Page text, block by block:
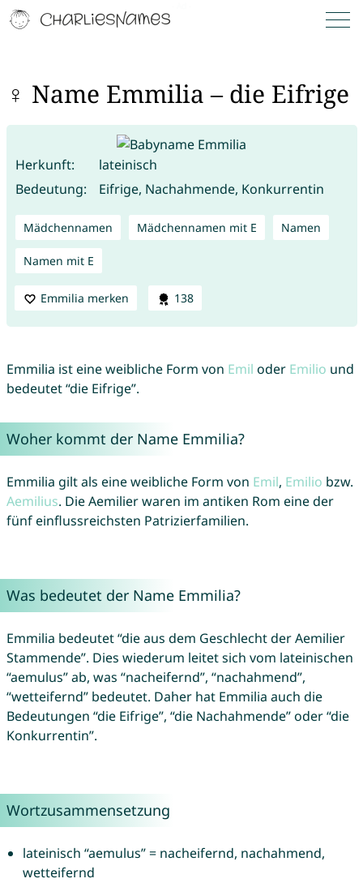
♀ Name Emmilia – die Eifrige
Herkunft:
lateinisch
Bedeutung:
Eifrige, Nachahmende, Konkurrentin
Mädchennamen Mädchennamen mit E Namen
Namen mit E
Emmilia merken 138
Emmilia ist eine weibliche Form von Emil oder Emilio und
bedeutet “die Eifrige”.
Woher kommt der Name Emmilia?
Emmilia gilt als eine weibliche Form von Emil, Emilio bzw.
Aemilius. Die Aemilier waren im antiken Rom eine der
fünf einflussreichsten Patrizierfamilien.
Was bedeutet der Name Emmilia?
Emmilia bedeutet “die aus dem Geschlecht der Aemilier
Stammende”. Dies wiederum leitet sich vom lateinischen
“aemulus” ab, was “nacheifernd”, “nachahmend”,
“wetteifernd” bedeutet. Daher hat Emmilia auch die
Bedeutungen “die Eifrige”, “die Nachahmende” oder “die
Konkurrentin”.
Wortzusammensetzung
lateinisch “aemulus” = nacheifernd, nachahmend,
wetteifernd